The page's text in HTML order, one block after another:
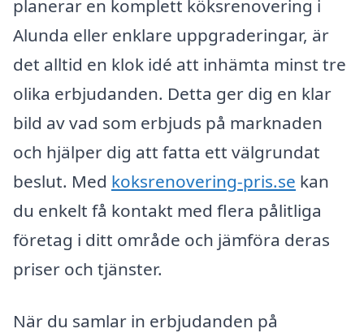
planerar en komplett köksrenovering i
Alunda eller enklare uppgraderingar, är
det alltid en klok idé att inhämta minst tre
olika erbjudanden. Detta ger dig en klar
bild av vad som erbjuds på marknaden
och hjälper dig att fatta ett välgrundat
beslut. Med koksrenovering-pris.se kan
du enkelt få kontakt med flera pålitliga
företag i ditt område och jämföra deras
priser och tjänster.
När du samlar in erbjudanden på